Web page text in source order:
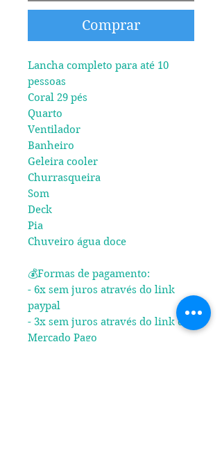
Comprar
Lancha completo para até 10
pessoas
Coral 29 pés
Quarto
Ventilador
Banheiro
Geleira cooler
Churrasqueira
Som
Deck
Pia
Chuveiro água doce
💰Formas de pagamento:
- 6x sem juros através do link
paypal
- 3x sem juros através do link do
Mercado Pago